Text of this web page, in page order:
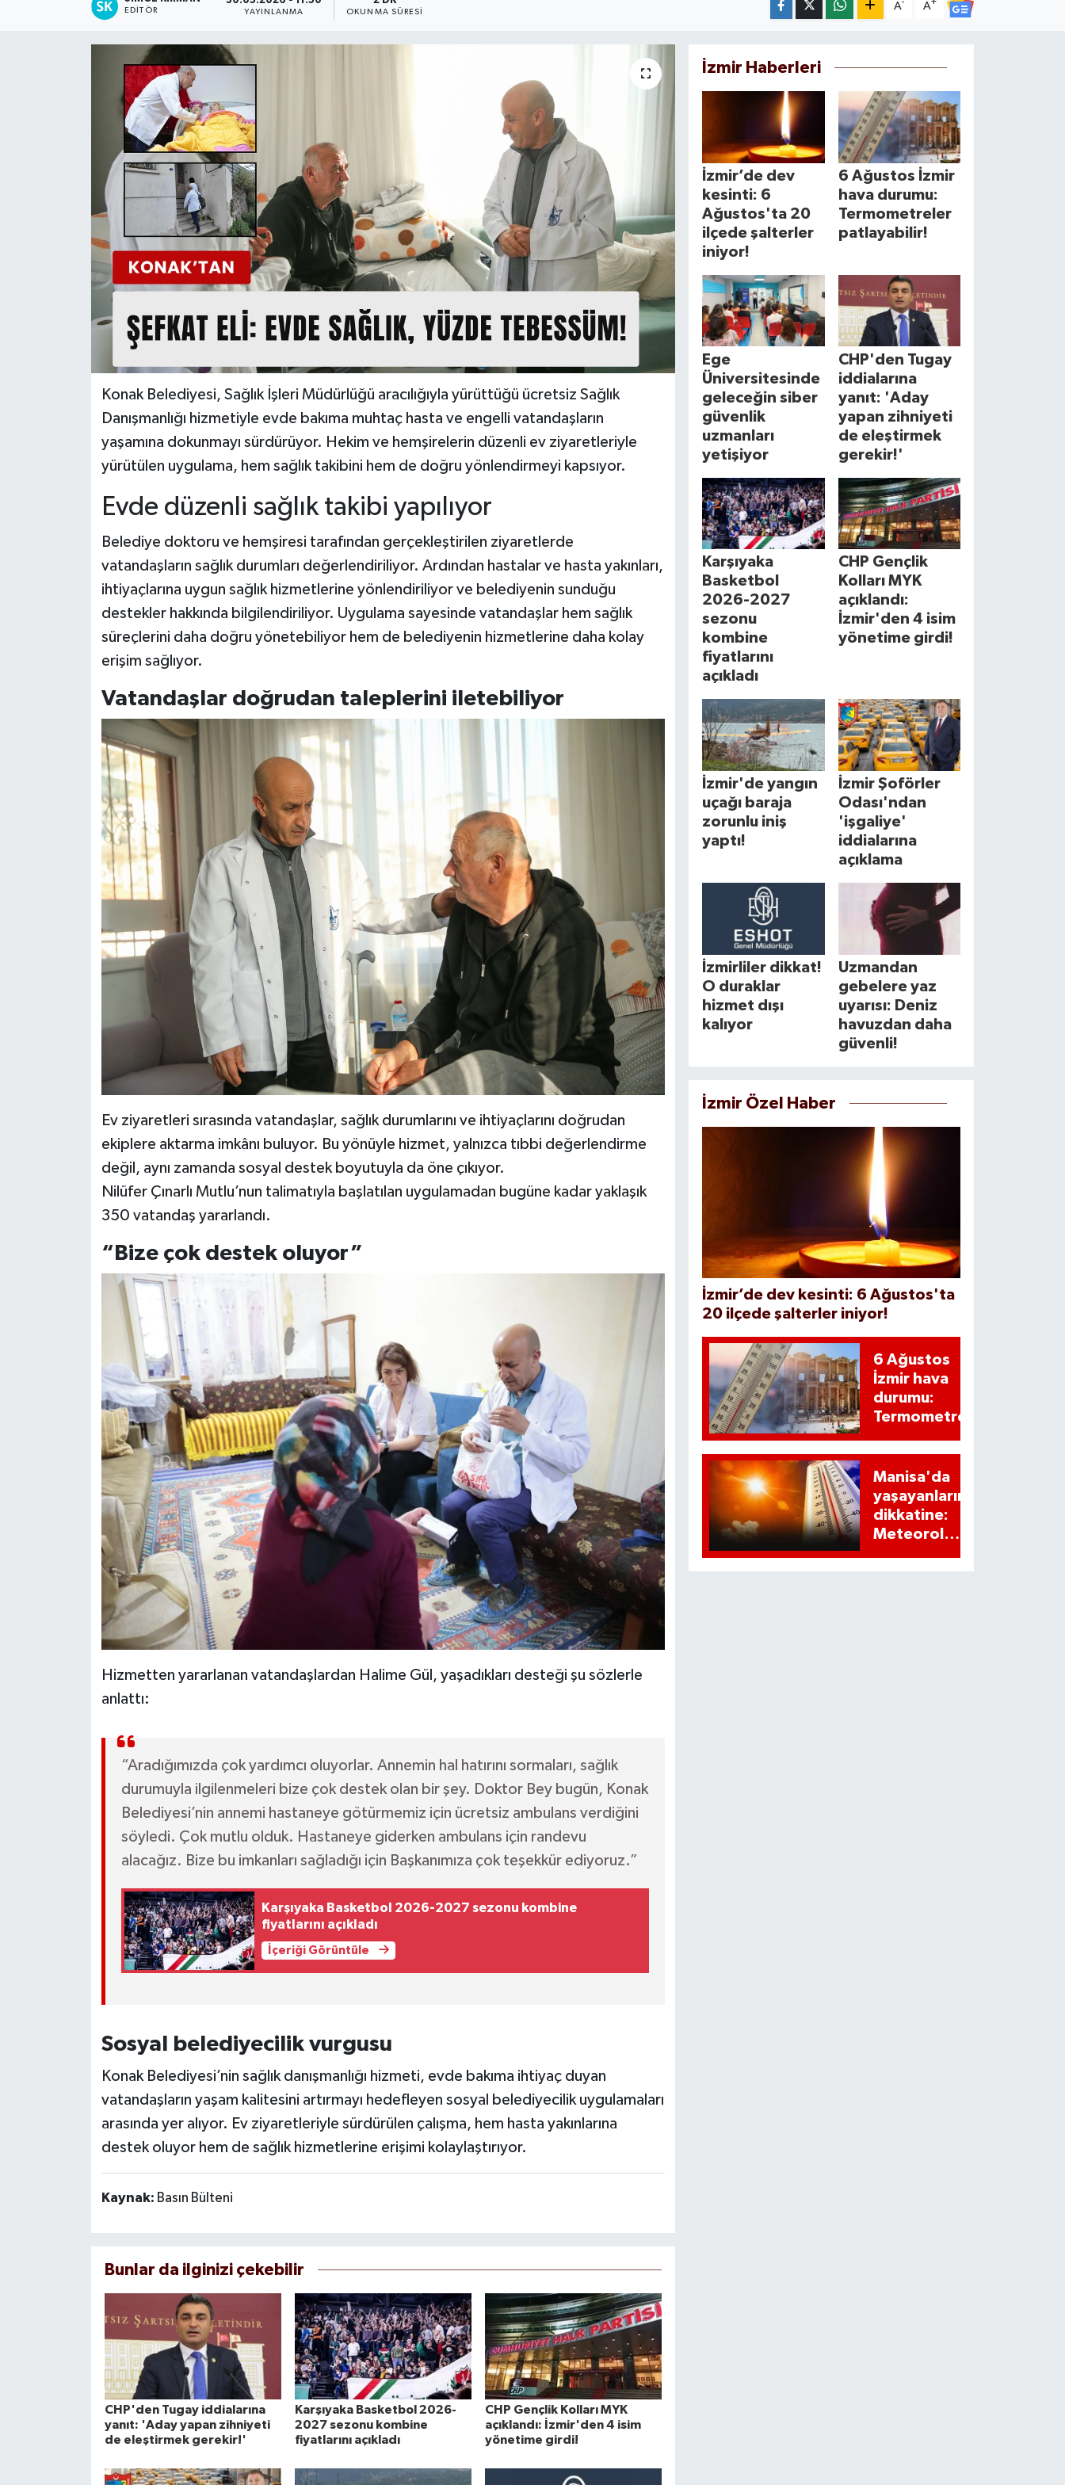
EDITÖR YAYINLANMA OKUNMA SÜRESI
A- A+
Konak Belediyesi, Sağlık İşleri Müdürlüğü aracılığıyla yürüttüğü ücretsiz Sağlık
Danışmanlığı hizmetiyle evde bakıma muhtaç hasta ve engelli vatandaşların
yaşamına dokunmayı sürdürüyor. Hekim ve hemşirelerin düzenli ev ziyaretleriyle
yürütülen uygulama, hem sağlık takibini hem de doğru yönlendirmeyi kapsıyor.
Evde düzenli sağlık takibi yapılıyor
Belediye doktoru ve hemşiresi tarafından gerçekleştirilen ziyaretlerde
vatandaşların sağlık durumları değerlendiriliyor. Ardından hastalar ve hasta yakınları,
ihtiyaçlarına uygun sağlık hizmetlerine yönlendiriliyor ve belediyenin sunduğu
destekler hakkında bilgilendiriliyor. Uygulama sayesinde vatandaşlar hem sağlık
süreçlerini daha doğru yönetebiliyor hem de belediyenin hizmetlerine daha kolay
erişim sağlıyor.
Vatandaşlar doğrudan taleplerini iletebiliyor
Ev ziyaretleri sırasında vatandaşlar, sağlık durumlarını ve ihtiyaçlarını doğrudan
ekiplere aktarma imkânı buluyor. Bu yönüyle hizmet, yalnızca tıbbi değerlendirme
değil, aynı zamanda sosyal destek boyutuyla da öne çıkıyor.
Nilüfer Çınarlı Mutlu’nun talimatıyla başlatılan uygulamadan bugüne kadar yaklaşık
350 vatandaş yararlandı.
“Bize çok destek oluyor”
Hizmetten yararlanan vatandaşlardan Halime Gül, yaşadıkları desteği şu sözlerle
anlattı:
“Aradığımızda çok yardımcı oluyorlar. Annemin hal hatırını sormaları, sağlık
durumuyla ilgilenmeleri bize çok destek olan bir şey. Doktor Bey bugün, Konak
Belediyesi’nin annemi hastaneye götürmemiz için ücretsiz ambulans verdiğini
söyledi. Çok mutlu olduk. Hastaneye giderken ambulans için randevu
alacağız. Bize bu imkanları sağladığı için Başkanımıza çok teşekkür ediyoruz.”
Karşıyaka Basketbol 2026-2027 sezonu kombine
fiyatlarını açıkladı
İçeriği Görüntüle
Sosyal belediyecilik vurgusu
Konak Belediyesi’nin sağlık danışmanlığı hizmeti, evde bakıma ihtiyaç duyan
vatandaşların yaşam kalitesini artırmayı hedefleyen sosyal belediyecilik uygulamaları
arasında yer alıyor. Ev ziyaretleriyle sürdürülen çalışma, hem hasta yakınlarına
destek oluyor hem de sağlık hizmetlerine erişimi kolaylaştırıyor.
Kaynak: Basın Bülteni
Bunlar da ilginizi çekebilir
CHP'den Tugay iddialarına
yanıt: 'Aday yapan zihniyeti
de eleştirmek gerekir!'
Karşıyaka Basketbol 2026-
2027 sezonu kombine
fiyatlarını açıkladı
CHP Gençlik Kolları MYK
açıklandı: İzmir'den 4 isim
yönetime girdi!
İzmir Haberleri
İzmir’de dev
kesinti: 6
Ağustos'ta 20
ilçede şalterler
iniyor!
6 Ağustos İzmir
hava durumu:
Termometreler
patlayabilir!
Ege
Üniversitesinde
geleceğin siber
güvenlik
uzmanları
yetişiyor
CHP'den Tugay
iddialarına
yanıt: 'Aday
yapan zihniyeti
de eleştirmek
gerekir!'
Karşıyaka
Basketbol
2026-2027
sezonu
kombine
fiyatlarını
açıkladı
CHP Gençlik
Kolları MYK
açıklandı:
İzmir'den 4 isim
yönetime girdi!
İzmir'de yangın
uçağı baraja
zorunlu iniş
yaptı!
İzmir Şoförler
Odası'ndan
'işgaliye'
iddialarına
açıklama
İzmirliler dikkat!
O duraklar
hizmet dışı
kalıyor
Uzmandan
gebelere yaz
uyarısı: Deniz
havuzdan daha
güvenli!
İzmir Özel Haber
İzmir’de dev kesinti: 6 Ağustos'ta
20 ilçede şalterler iniyor!
6 Ağustos
İzmir hava
durumu:
Termometreler
Manisa'da
yaşayanların
dikkatine:
Meteoroloji
Tatil ve Seyahat
Okul Gazetesi